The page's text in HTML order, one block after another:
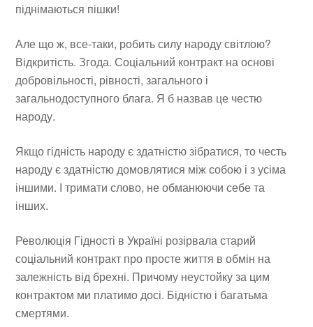
піднімаються пішки!
Але що ж, все-таки, робить силу народу світлою?
Відкритість. Згода. Соціальний контракт на основі
добровільності, рівності, загального і
загальнодоступного блага. Я б назвав це честю
народу.
Якщо гідність народу є здатністю зібратися, то честь
народу є здатністю домовлятися між собою і з усіма
іншими. І тримати слово, не обманюючи себе та
інших.
Революція Гідності в Україні розірвала старий
соціальний контракт про просте життя в обмін на
залежність від брехні. Причому неустойку за цим
контрактом ми платимо досі. Бідністю і багатьма
смертями.